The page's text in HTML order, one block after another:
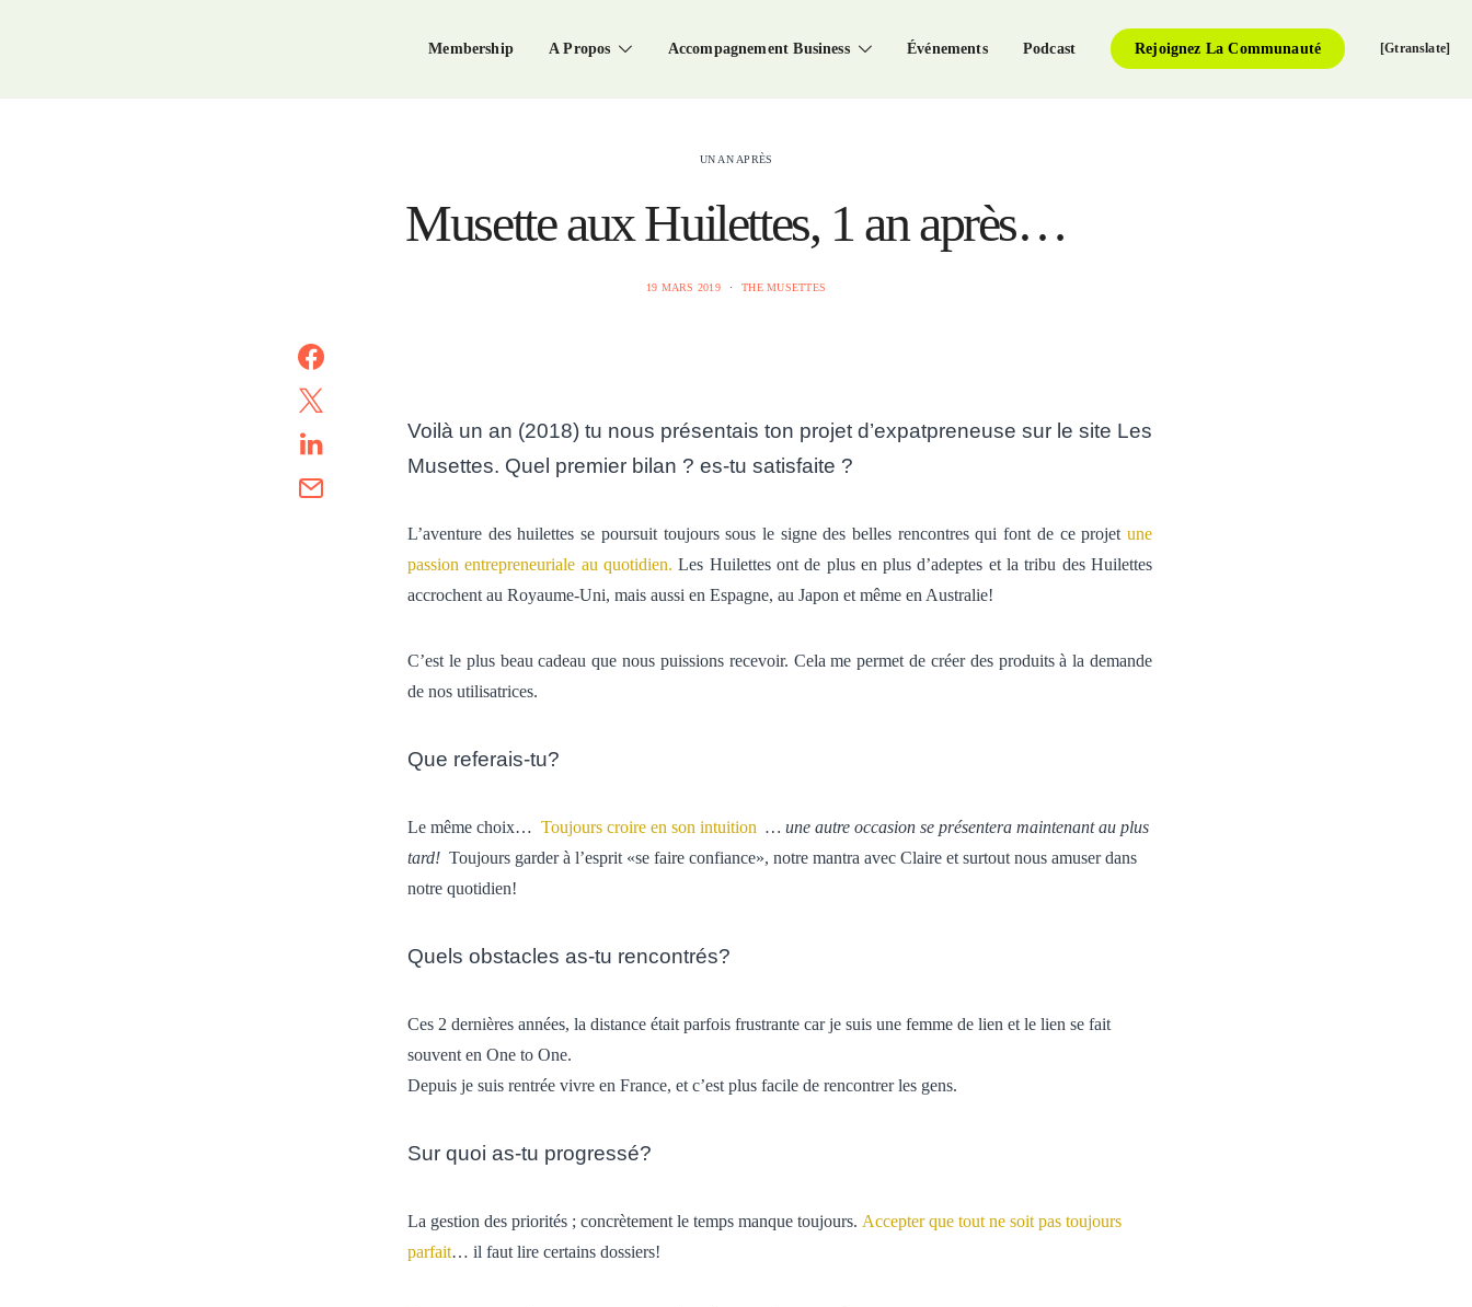
Membership A Propos Accompagnement Business Événements Podcast Rejoignez La Communauté [gtranslate]
UN AN APRÈS
Musette aux Huilettes, 1 an après…
19 MARS 2019 THE MUSETTES
Voilà un an (2018) tu nous présentais ton projet d’expatpreneuse sur le site Les
Musettes. Quel premier bilan ? es-tu satisfaite ?
L’aventure des huilettes se poursuit toujours sous le signe des belles rencontres qui font de ce projet une
passion entrepreneuriale au quotidien.Les Huilettes ont de plus en plus d’adeptes et la tribu des Huilettes
accrochent au Royaume-Uni, mais aussi en Espagne, au Japon et même en Australie!
C’est le plus beau cadeau que nous puissions recevoir. Cela me permet de créer des produits à la demande
de nos utilisatrices.
Que referais-tu?
Le même choix… Toujours croire en son intuition … une autre occasion se présentera maintenant au plus
tard! Toujours garder à l’esprit «se faire confiance», notre mantra avec Claire et surtout nous amuser dans
notre quotidien!
Quels obstacles as-tu rencontrés?
Ces 2 dernières années, la distance était parfois frustrante car je suis une femme de lien et le lien se fait
souvent en One to One.
Depuis je suis rentrée vivre en France, et c’est plus facile de rencontrer les gens.
Sur quoi as-tu progressé?
La gestion des priorités ; concrètement le temps manque toujours. Accepter que tout ne soit pas toujours
parfait… il faut lire certains dossiers!